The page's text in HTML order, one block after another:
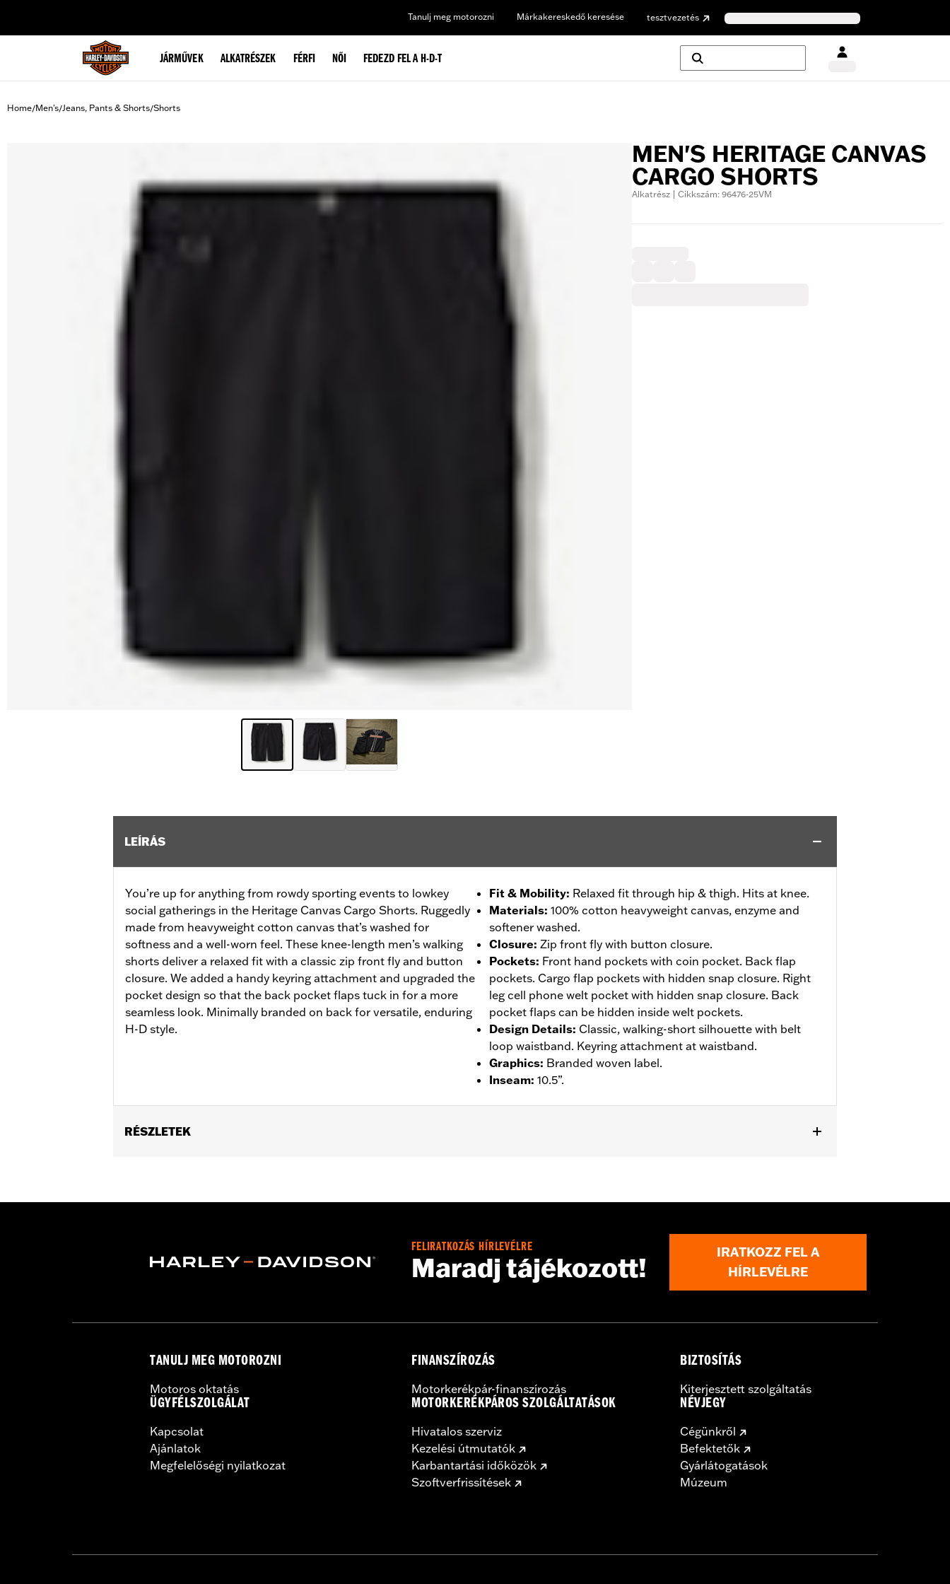
Tanulj meg motorozni Márkakereskedő keresése tesztvezetés
JÁRMŰVEK ALKATRÉSZEK FÉRFI NŐI FEDEZD FEL A H-D-T
Home/Men's/Jeans, Pants & Shorts/Shorts
MEN'S HERITAGE CANVAS
CARGO SHORTS
Alkatrész | Cikkszám: 96476-25VM
LEÍRÁS
You’re up for anything from rowdy sporting events to lowkey
social gatherings in the Heritage Canvas Cargo Shorts. Ruggedly
made from heavyweight cotton canvas that’s washed for
softness and a well-worn feel. These knee-length men’s walking
shorts deliver a relaxed fit with a classic zip front fly and button
closure. We added a handy keyring attachment and upgraded the
pocket design so that the back pocket flaps tuck in for a more
seamless look. Minimally branded on back for versatile, enduring
H-D style.
Fit & Mobility: Relaxed fit through hip & thigh. Hits at knee.
Materials: 100% cotton heavyweight canvas, enzyme and
softener washed.
Closure: Zip front fly with button closure.
Pockets: Front hand pockets with coin pocket. Back flap
pockets. Cargo flap pockets with hidden snap closure. Right
leg cell phone welt pocket with hidden snap closure. Back
pocket flaps can be hidden inside welt pockets.
Design Details: Classic, walking-short silhouette with belt
loop waistband. Keyring attachment at waistband.
Graphics: Branded woven label.
Inseam: 10.5”.
RÉSZLETEK
WARRANTY:2 year limited warranty – Go towww.h-d.com/warrantyfor full details
FELIRATKOZÁS HÍRLEVÉLRE
Maradj tájékozott!
IRATKOZZ FEL A
HÍRLEVÉLRE
TANULJ MEG MOTOROZNI
Motoros oktatás
ÜGYFÉLSZOLGÁLAT
Kapcsolat
Ajánlatok
Megfelelőségi nyilatkozat
FINANSZÍROZÁS
Motorkerékpár-finanszírozás
MOTORKERÉKPÁROS SZOLGÁLTATÁSOK
Hivatalos szerviz
Kezelési útmutatók
Karbantartási időközök
Szoftverfrissítések
BIZTOSÍTÁS
Kiterjesztett szolgáltatás
NÉVJEGY
Cégünkről
Befektetők
Gyárlátogatások
Múzeum